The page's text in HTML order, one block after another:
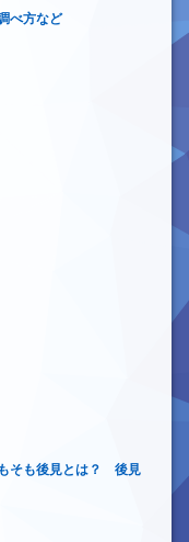
べ方など
そも後見とは？ 後見